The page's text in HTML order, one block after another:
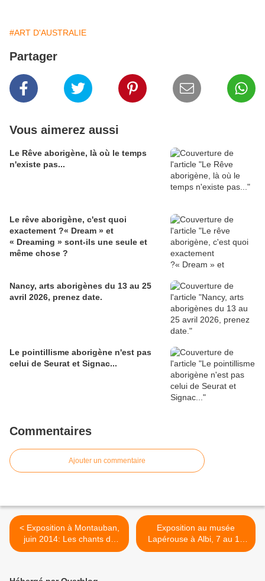
#ART D'AUSTRALIE
Partager
Vous aimerez aussi
Le Rêve aborigène, là où le temps
n'existe pas...
Le rêve aborigène, c'est quoi
exactement ?« Dream » et
« Dreaming » sont-ils une seule et
même chose ?
Nancy, arts aborigènes du 13 au 25
avril 2026, prenez date.
Le pointillisme aborigène n'est pas
celui de Seurat et Signac...
Commentaires
Ajouter un commentaire
< Exposition à Montauban,
juin 2014: Les chants du
désert
Exposition au musée
Lapérouse à Albi, 7 au 14
juin 2014 >